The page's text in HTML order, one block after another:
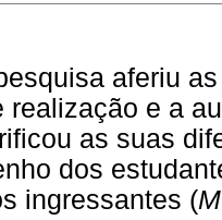
aferiu
realização e a
as suas
dos
ingressantes (M